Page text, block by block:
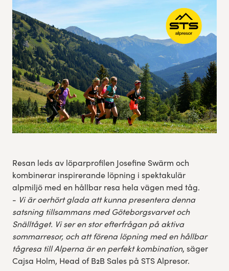
Resan leds av löparprofilen Josefine Swärm och
kombinerar inspirerande löpning i spektakulär
alpmiljö med en hållbar resa hela vägen med tåg.
- Vi är oerhört glada att kunna presentera denna
satsning tillsammans med Göteborgsvarvet och
Snälltåget. Vi ser en stor efterfrågan på aktiva
sommarresor, och att förena löpning med en hållbar
tågresa till Alperna är en perfekt kombination, säger
Cajsa Holm, Head of B2B Sales på STS Alpresor.
Göteborgsvarvets historia
Funktionär/Volontär